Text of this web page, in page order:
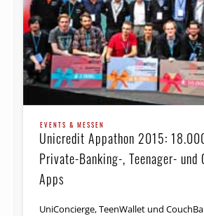
EVENTS & MESSEN
Unicredit Appathon 2015:
Private-Banking-, Teenager- und
Apps
UniConcierge, TeenWallet und